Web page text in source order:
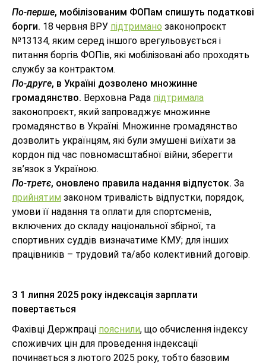
По-перше, мобілізованим ФОПам спишуть податкові
борги. 18 червня ВРУ підтримано законопроєкт
№13134, яким серед іншого врегульовується і
питання боргів ФОПів, які мобілізовані або проходять
службу за контрактом.
По-друге, в Україні дозволено множинне
громадянство. Верховна Рада підтримала
законопроєкт, який запроваджує множинне
громадянство в Україні. Множинне громадянство
дозволить українцям, які були змушені виїхати за
кордон під час повномасштабної війни, зберегти
зв’язок з Україною.
По-третє, оновлено правила надання відпусток. За
прийнятим законом тривалість відпустки, порядок,
умови її надання та оплати для спортсменів,
включених до складу національної збірної, та
спортивних суддів визначатиме КМУ; для інших
працівників – трудовий та/або колективний договір.
З 1 липня 2025 року індексація зарплати
повертається
Фахівці Держпраці пояснили, що обчислення індексу
споживчих цін для проведення індексації
починається з лютого 2025 року, тобто базовим